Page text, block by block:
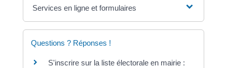
Services en ligne et formulaires
Questions ? Réponses !
S'inscrire sur la liste électorale en mairie :